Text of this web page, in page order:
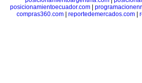
posicionamientoecuador.com
compras360.com
reportedemercados.com